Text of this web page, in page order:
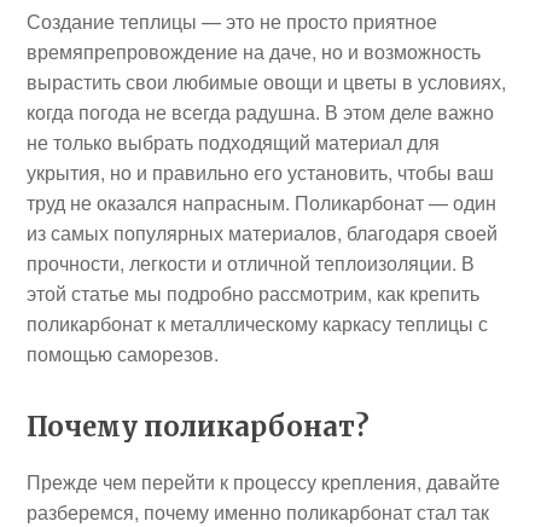
Создание теплицы — это не просто приятное
времяпрепровождение на даче, но и возможность
вырастить свои любимые овощи и цветы в условиях,
когда погода не всегда радушна. В этом деле важно
не только выбрать подходящий материал для
укрытия, но и правильно его установить, чтобы ваш
труд не оказался напрасным. Поликарбонат — один
из самых популярных материалов, благодаря своей
прочности, легкости и отличной теплоизоляции. В
этой статье мы подробно рассмотрим, как крепить
поликарбонат к металлическому каркасу теплицы с
помощью саморезов.
Почему поликарбонат?
Прежде чем перейти к процессу крепления, давайте
разберемся, почему именно поликарбонат стал так